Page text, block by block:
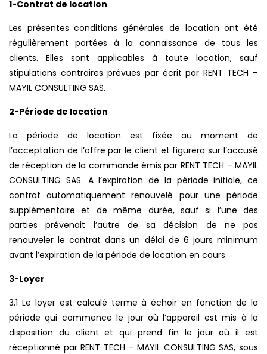
1-Contrat de location
Les présentes conditions générales de location ont été
régulièrement portées à la connaissance de tous les
clients. Elles sont applicables à toute location, sauf
stipulations contraires prévues par écrit par RENT TECH –
MAYIL CONSULTING SAS.
2-Période de location
La période de location est fixée au moment de
l’acceptation de l’offre par le client et figurera sur l’accusé
de réception de la commande émis par RENT TECH – MAYIL
CONSULTING SAS. A l’expiration de la période initiale, ce
contrat automatiquement renouvelé pour une période
supplémentaire et de même durée, sauf si l’une des
parties prévenait l’autre de sa décision de ne pas
renouveler le contrat dans un délai de 6 jours minimum
avant l’expiration de la période de location en cours.
3-Loyer
3.1 Le loyer est calculé terme à échoir en fonction de la
période qui commence le jour où l’appareil est mis à la
disposition du client et qui prend fin le jour où il est
réceptionné par RENT TECH – MAYIL CONSULTING SAS, sous